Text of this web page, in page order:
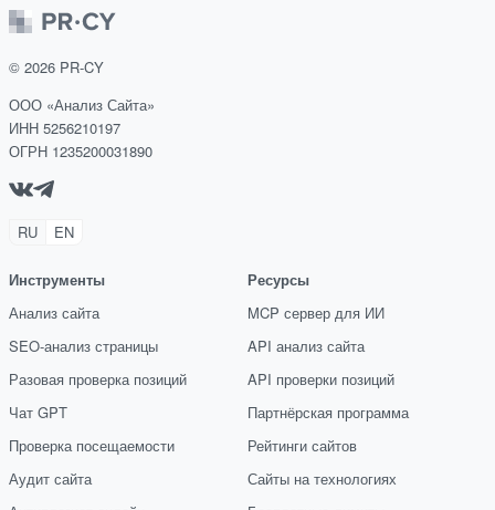
© 2026 PR-CY
ООО «Анализ Сайта»
ИНН 5256210197
ОГРН 1235200031890
RU EN
Инструменты
Анализ сайта
SEO-анализ страницы
Разовая проверка позиций
Чат GPT
Проверка посещаемости
Аудит сайта
Ресурсы
MCP сервер для ИИ
API анализ сайта
API проверки позиций
Партнёрская программа
Рейтинги сайтов
Сайты на технологиях